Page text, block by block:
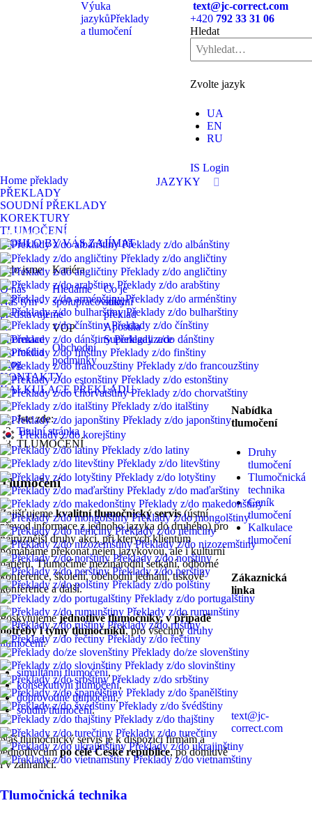
Výuka
jazykůPřeklady
a tlumočení
text@jc-correct.com
+420 792 33 31 06
Hledat
Zvolte jazyk
UA
EN
RU
IS Login
Home překlady
PŘEKLADY
SOUDNÍ PŘEKLADY
KOREKTURY
TLUMOČENÍ
MOHLO BY VÁS ZAJÍMAT
Kdo jsme
O nás
Náš tým -
představujeme
se
Informace
pro média
Blog
Kariéra
Hledáme
spolupracovníky
VOP
Obchodní
podmínky
Vzděláváme
Co je
soudní
překlad
Apostila
Superlegalizace
KONTAKTY
KALKULACE PŘEKLADU
JAZYKY
Překládané jazyky
Překlady z/do albánštiny
Překlady z/do angličtiny
Překlady z/do angličtiny
Překlady z/do arabštiny
Překlady z/do arménštiny
Překlady z/do bulharštiny
Překlady z/do čínštiny
Překlady z/do dánštiny
Překlady z/do finštiny
Překlady z/do francouzštiny
Překlady z/do estonštiny
Překlady z/do chorvatštiny
Překlady z/do italštiny
Překlady z/do japonštiny
Překlady z/do korejštiny
Překlady z/do latiny
Překlady z/do litevštiny
Překlady z/do lotyštiny
Překlady z/do maďarštiny
Překlady z/do makedonštiny
Překlady z/do mongolštiny
Překlady z/do němčiny
Překlady z/do nizozemštiny
Překlady z/do norštiny
Překlady z/do perštiny
Překlady z/do polštiny
Překlady z/do portugalštiny
Překlady z/do rumunštiny
Překlady z/do ruštiny
Překlady z/do řečtiny
Překlady do/ze slovenštiny
Překlady z/do slovinštiny
Překlady z/do srbštiny
Překlady z/do španělštiny
Překlady z/do švédštiny
Překlady z/do thajštiny
Překlady z/do turečtiny
Překlady z/do ukrajinštiny
Překlady z/do vietnamštiny
Jste zde:
Titulní stránka
TLUMOČENÍ
Tlumočení
Zajišťujemekvalitní tlumočnický servis(ústní
převod informace z jednoho jazyka do druhého) pro
nejrůznější druhy akcí, při kterých klientům
pomáháme překonat nejen jazykovou, ale i kulturní
bariéru. Tlumočíme mezinárodní setkání, odborné
konference, školení, obchodní jednání, tiskové
konference a další.
Poskytujemejednotlivé tlumočníky, v případě
potřeby i týmy tlumočníků, pro všechnydruhy
tlumočení:
simultánní tlumočení,
konsekutivní tlumočení,
doprovodné tlumočení,
soudní tlumočení.
Náš tlumočnický servis je k dispozici firmám a
jednotlivcůmpo celé České republice, po domluvě
i v zahraničí.
Tlumočnická technika
Nabídka
tlumočení
Druhy
tlumočení
Tlumočnická
technika
Ceník
tlumočení
Kalkulace
tlumočení
Zákaznická
linka
Po - Čt od 9 do 18
hodin
text@jc-
correct.com